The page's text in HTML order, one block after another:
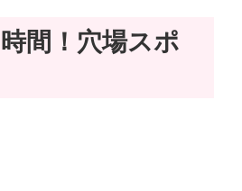
間！穴場スポ